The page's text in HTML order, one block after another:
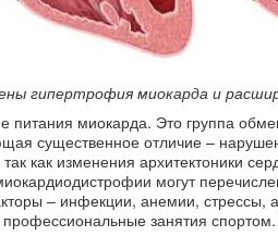
гипертрофия миокарда и
питания миокарда. Это группа
существенное отличие –
как изменения архитектоники
могут
– инфекции, анемии, стрессы,
профессиональные занятия спортом.